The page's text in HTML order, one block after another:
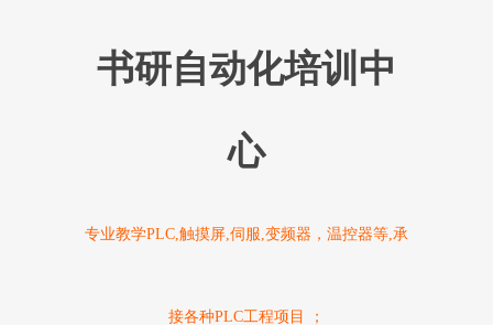
书研自动化培训中
心
专业教学PLC,触摸屏,伺服,变频器，温控器等,承
接各种PLC工程项目 ；